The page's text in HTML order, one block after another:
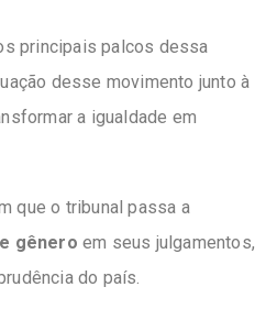
principais palcos dessa
desse movimento junto à
a igualdade em
que o tribunal passa a
gênero em seus julgamentos,
do país.